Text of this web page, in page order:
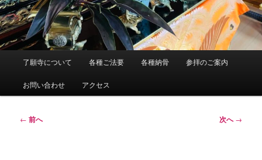
了願寺について 各種ご法要 各種納骨 参拝のご案内
お問い合わせ アクセス
投
← 前へ 次へ→